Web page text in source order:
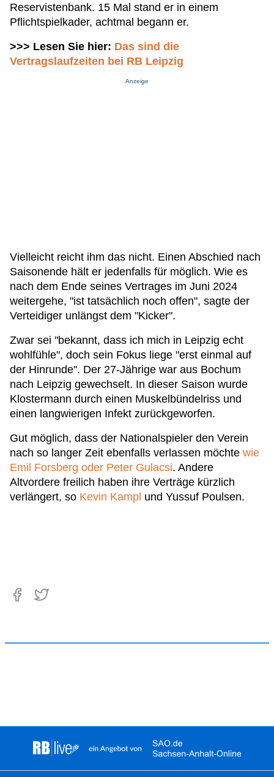
Reservistenbank. 15 Mal stand er in einem
Pflichtspielkader, achtmal begann er.
>>> Lesen Sie hier: Das sind die
Vertragslaufzeiten bei RB Leipzig
Anzeige
Vielleicht reicht ihm das nicht. Einen Abschied nach
Saisonende hält er jedenfalls für möglich. Wie es
nach dem Ende seines Vertrages im Juni 2024
weitergehe, "ist tatsächlich noch offen", sagte der
Verteidiger unlängst dem "Kicker".
Zwar sei "bekannt, dass ich mich in Leipzig echt
wohlfühle", doch sein Fokus liege "erst einmal auf
der Hinrunde". Der 27-Jährige war aus Bochum
nach Leipzig gewechselt. In dieser Saison wurde
Klostermann durch einen Muskelbündelriss und
einen langwierigen Infekt zurückgeworfen.
Gut möglich, dass der Nationalspieler den Verein
nach so langer Zeit ebenfalls verlassen möchte wie
Emil Forsberg oder Peter Gulacsi. Andere
Altvordere freilich haben ihre Verträge kürzlich
verlängert, so Kevin Kampl und Yussuf Poulsen.